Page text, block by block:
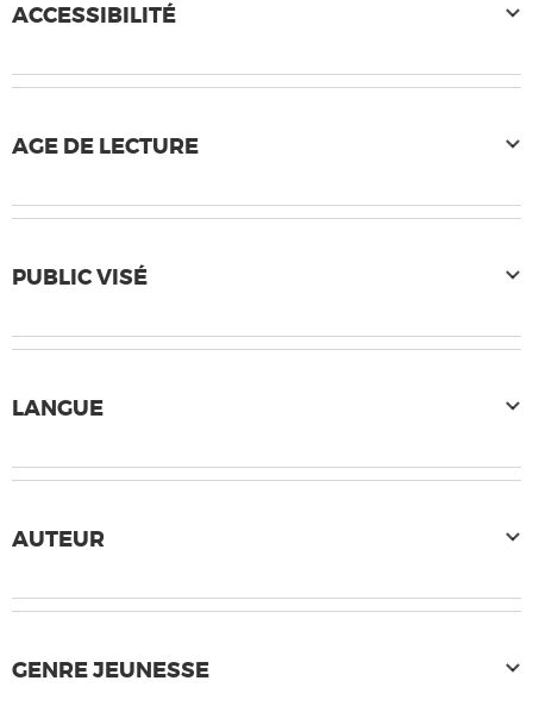
ACCESSIBILITÉ
AGE DE LECTURE
PUBLIC VISÉ
LANGUE
AUTEUR
GENRE JEUNESSE